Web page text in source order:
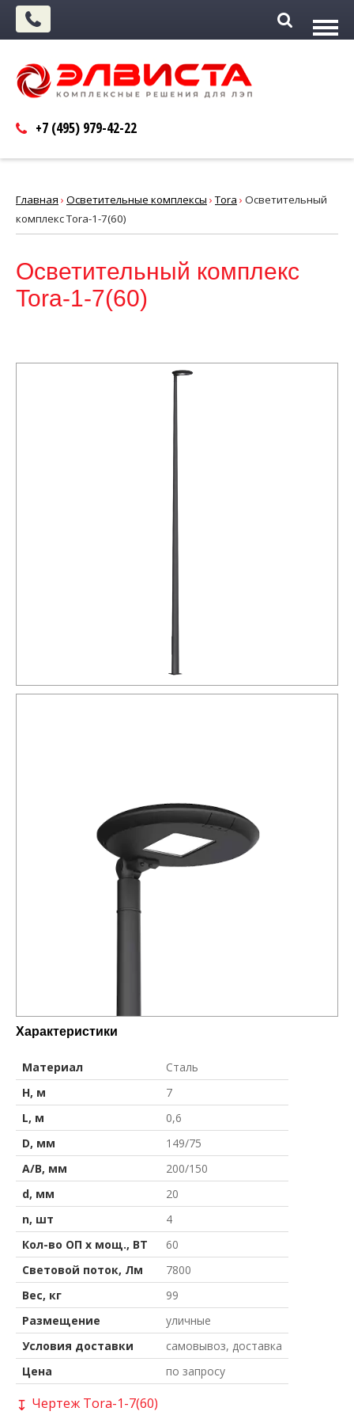
+7 (495) 979-42-22
Главная › Осветительные комплексы ›Tora › Осветительный
комплекс Tora-1-7(60)
Осветительный комплекс
Tora-1-7(60)
Характеристики
Материал
Сталь
H, м
7
L, м
0,6
D, мм
149/75
A/B, мм
200/150
d, мм
20
n, шт
4
Кол-во ОП х мощ., ВТ
60
Световой поток, Лм
7800
Вес, кг
99
Размещение
уличные
Условия доставки
самовывоз, доставка
Цена
по запросу
Чертеж Tora-1-7(60)